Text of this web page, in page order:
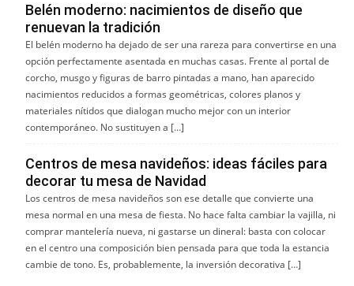
Belén moderno: nacimientos de diseño que
renuevan la tradición
El belén moderno ha dejado de ser una rareza para convertirse en una
opción perfectamente asentada en muchas casas. Frente al portal de
corcho, musgo y figuras de barro pintadas a mano, han aparecido
nacimientos reducidos a formas geométricas, colores planos y
materiales nítidos que dialogan mucho mejor con un interior
contemporáneo. No sustituyen a […]
Centros de mesa navideños: ideas fáciles para
decorar tu mesa de Navidad
Los centros de mesa navideños son ese detalle que convierte una
mesa normal en una mesa de fiesta. No hace falta cambiar la vajilla, ni
comprar mantelería nueva, ni gastarse un dineral: basta con colocar
en el centro una composición bien pensada para que toda la estancia
cambie de tono. Es, probablemente, la inversión decorativa […]